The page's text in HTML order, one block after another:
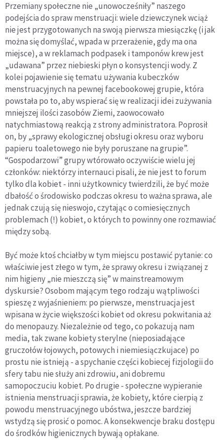
Przemiany społeczne nie „unowocześniły” naszego
podejścia do spraw menstruacji: wiele dziewczynek wciąż
nie jest przygotowanych na swoją pierwsza miesiączkę (i jak
można się domyślać, wpada w przerażenie, gdy ma ona
miejsce), a w reklamach podpasek i tamponów krew jest
„udawana” przez niebieski płyn o konsystencji wody. Z
kolei pojawienie się tematu używania kubeczków
menstruacyjnych na pewnej facebookowej grupie, która
powstała po to, aby wspierać się w realizacji idei zużywania
mniejszej ilości zasobów Ziemi, zaowocowało
natychmiastową reakcją z strony administratora. Poprosił
on, by „sprawy ekologicznej obsługi okresu oraz wyboru
papieru toaletowego nie były poruszane na grupie”.
“Gospodarzowi” grupy wtórowało oczywiście wielu jej
członków: niektórzy internauci pisali, że nie jest to forum
tylko dla kobiet - inni użytkownicy twierdzili, że być może
dbałość o środowisko podczas okresu to ważna sprawa, ale
jednak czują się nieswojo, czytając o comiesięcznych
problemach (!) kobiet, o których to powinny one rozmawiać
między sobą.
Być może ktoś chciałby w tym miejscu postawić pytanie: co
właściwie jest złego w tym, że sprawy okresu i związanej z
nim higieny „nie mieszczą się” w mainstreamowym
dyskursie? Osobom mającym tego rodzaju wątpliwości
spieszę z wyjaśnieniem: po pierwsze, menstruacja jest
wpisana w życie większości kobiet od okresu pokwitania aż
do menopauzy. Niezależnie od tego, co pokazują nam
media, tak zwane kobiety sterylne (nieposiadające
gruczołów łojowych, potowych i niemiesiączkujace) po
prostu nie istnieją - a spychanie części kobiecej fizjologii do
sfery tabu nie służy ani zdrowiu, ani dobremu
samopoczuciu kobiet. Po drugie - społeczne wypieranie
istnienia menstruacji sprawia, że kobiety, które cierpią z
powodu menstruacyjnego ubóstwa, jeszcze bardziej
wstydzą się prosić o pomoc. A konsekwencje braku dostępu
do środków higienicznych bywają opłakane.